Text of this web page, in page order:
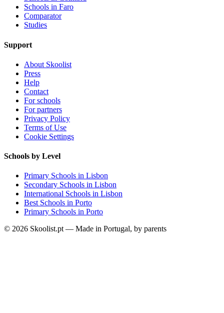
Schools in Faro
Comparator
Studies
Support
About Skoolist
Press
Help
Contact
For schools
For partners
Privacy Policy
Terms of Use
Cookie Settings
Schools by Level
Primary Schools in Lisbon
Secondary Schools in Lisbon
International Schools in Lisbon
Best Schools in Porto
Primary Schools in Porto
© 2026 Skoolist.pt — Made in Portugal, by parents